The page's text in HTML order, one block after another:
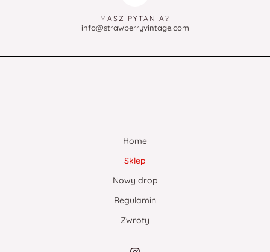
MASZ PYTANIA?
info@strawberryvintage.com
Home
Sklep
Nowy drop
Regulamin
Zwroty